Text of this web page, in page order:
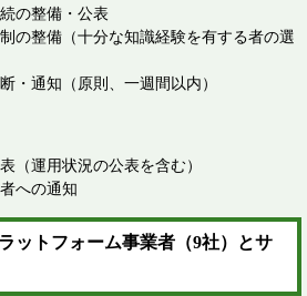
の整備・公表
の整備（十分な知識経験を有する者の選
・通知（原則、一週間以内）
（運用状況の公表を含む）
への通知
ットフォーム事業者（9社）とサ